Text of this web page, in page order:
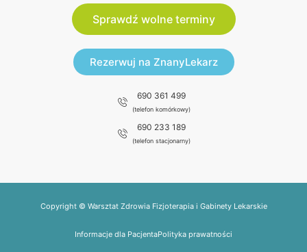
Sprawdź wolne terminy
Rezerwuj na ZnanyLekarz
690 361 499
(telefon komórkowy)
690 233 189
(telefon stacjonarny)
Copyright © Warsztat Zdrowia Fizjoterapia i Gabinety Lekarskie
Informacje dla PacjentaPolityka prawatności